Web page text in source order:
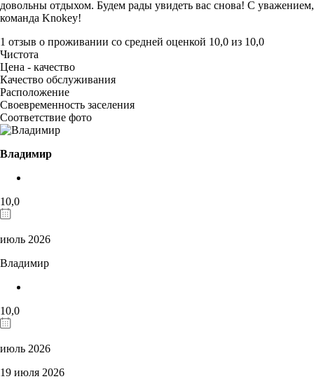
довольны отдыхом. Будем рады увидеть вас снова! С уважением,
команда Knokey!
1 отзыв о проживании со средней оценкой 10,0 из 10,0
Чистота
Цена - качество
Качество обслуживания
Расположение
Своевременность заселения
Соответствие фото
Владимир
10,0
июль 2026
Владимир
10,0
июль 2026
19 июля 2026